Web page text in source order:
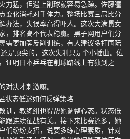
力猛，但遇上削球就容易急躁。佐藤瞳
变化消耗对手体力。整场比赛三局比分
办法，失误率高得吓人。这次大满贯女
，排名高不代表稳赢。黑子网用户们分
需要加强反削训练，有人建议多打国际
是顶尖的，这次失利只是个小插曲。佐
证明日本乒乓在削球路线上有独到之
对决才刺激嘛。
状态低迷如何反弹策略
训，教练组也得帮她调整心态。状态低
跟连续征战有关。接下来比赛还多，她
们纷纷支招，说要多练心理素质，针对